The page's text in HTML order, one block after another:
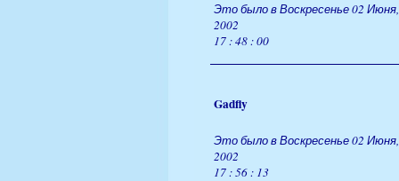
Это было в Воскресенье 02 Июня,
2002
17 : 48 : 00
Gadfly
Это было в Воскресенье 02 Июня,
2002
17 : 56 : 13